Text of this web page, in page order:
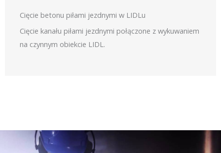
Cięcie betonu piłami jezdnymi w LIDLu
Cięcie kanału piłami jezdnymi połączone z wykuwaniem
na czynnym obiekcie LIDL.